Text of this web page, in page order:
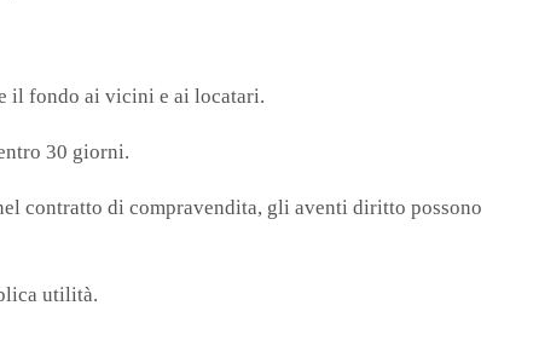
il fondo ai vicini e ai locatari.
30 giorni.
contratto di compravendita, gli aventi diritto possono
utilità.